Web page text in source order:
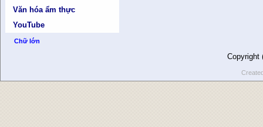
Văn hóa ẩm thực
YouTube
Chữ lớn
Copyright